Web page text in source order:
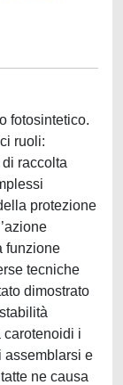
fotosintetico.
ruoli:
raccolta
protezione
funzione
tecniche
dimostrato
carotenoidi i
assemblarsi e
ne causa